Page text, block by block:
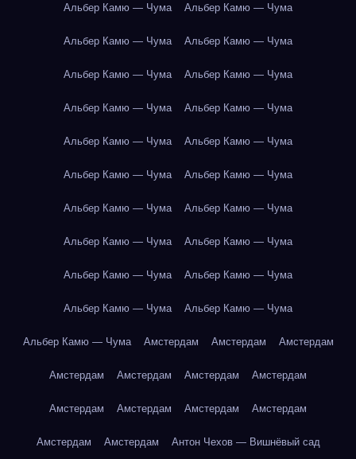
Альбер Камю — Чума Альбер Камю — Чума
Альбер Камю — Чума Альбер Камю — Чума
Альбер Камю — Чума Альбер Камю — Чума
Альбер Камю — Чума Альбер Камю — Чума
Альбер Камю — Чума Альбер Камю — Чума
Альбер Камю — Чума Альбер Камю — Чума
Альбер Камю — Чума Альбер Камю — Чума
Альбер Камю — Чума Альбер Камю — Чума
Альбер Камю — Чума Альбер Камю — Чума
Альбер Камю — Чума Альбер Камю — Чума
Альбер Камю — Чума Амстердам Амстердам Амстердам
Амстердам Амстердам Амстердам Амстердам
Амстердам Амстердам Амстердам Амстердам
Амстердам Амстердам Антон Чехов — Вишнёвый сад